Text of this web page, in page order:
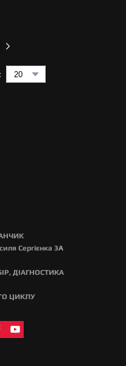
Сергієнка 3А
ДІАГНОСТИКА
ЦИКЛУ